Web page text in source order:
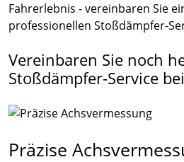
Fahrerlebnis - vereinbaren Sie
professionellen Stoßdämpfer-
Vereinbaren Sie noch
Stoßdämpfer-Service
Präzise